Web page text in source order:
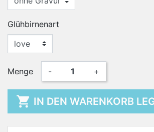
Glühbirnenart
Menge - +
 IN DEN WARENKORB